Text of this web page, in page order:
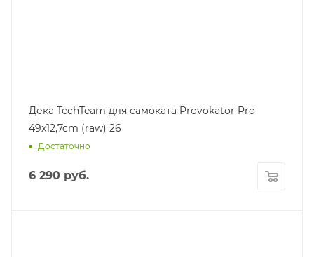
Дека TechTeam для самоката Provokator Pro
49x12,7cm (raw) 26
Достаточно
6 290 руб.